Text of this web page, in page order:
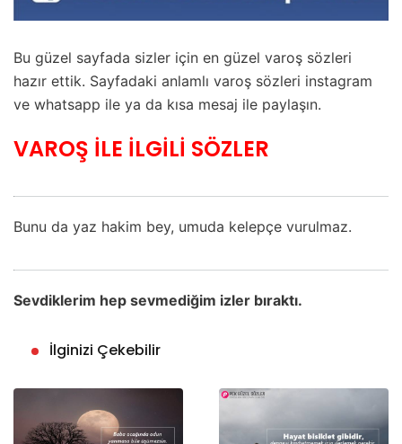
Bu güzel sayfada sizler için en güzel varoş sözleri
hazır ettik. Sayfadaki anlamlı varoş sözleri instagram
ve whatsapp ile ya da kısa mesaj ile paylaşın.
VAROŞ İLE İLGİLİ SÖZLER
Bunu da yaz hakim bey, umuda kelepçe vurulmaz.
Sevdiklerim hep sevmediğim izler bıraktı.
İlginizi Çekebilir